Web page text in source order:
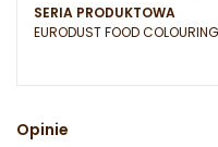
SERIA PRODUKTOWA
EURODUST FOOD COLOURING
Opinie